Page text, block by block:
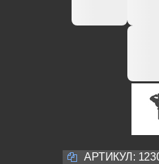
АРТИКУЛ: